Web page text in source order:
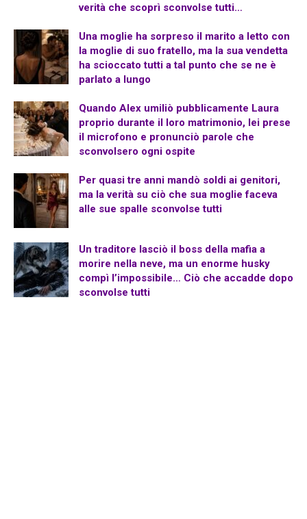
verità che scoprì sconvolse tutti…
Una moglie ha sorpreso il marito a letto con
la moglie di suo fratello, ma la sua vendetta
ha scioccato tutti a tal punto che se ne è
parlato a lungo
Quando Alex umiliò pubblicamente Laura
proprio durante il loro matrimonio, lei prese
il microfono e pronunciò parole che
sconvolsero ogni ospite
Per quasi tre anni mandò soldi ai genitori,
ma la verità su ciò che sua moglie faceva
alle sue spalle sconvolse tutti
Un traditore lasciò il boss della mafia a
morire nella neve, ma un enorme husky
compì l’impossibile… Ciò che accadde dopo
sconvolse tutti